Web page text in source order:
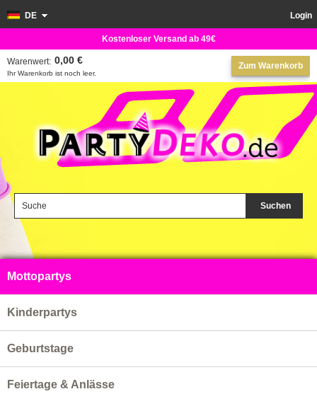
Suchen
Login
DE
Zum Warenkorb
Ihr Warenkorb ist noch leer.
Warenwert: 0,00 €
Kostenloser Versand ab 49€
Mottopartys
Kinderpartys
Geburtstage
Feiertage & Anlässe